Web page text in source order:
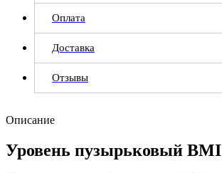
Оплата
Доставка
Отзывы
Описание
Уровень пузырьковый BMI